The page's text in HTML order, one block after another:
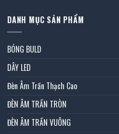
DANH MỤC SẢN PHẨM
BÓNG BULD
DÂY LED
Đèn Âm Trần Thạch Cao
ĐÈN ÂM TRẦN TRÒN
ĐÈN ÂM TRẦN VUÔNG